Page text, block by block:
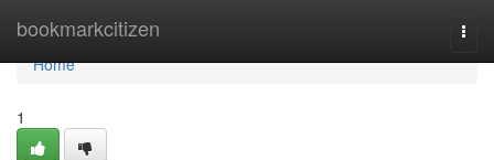
bookmarkcitizen
Home
Home
1